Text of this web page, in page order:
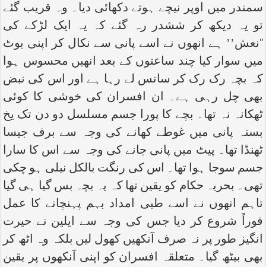
سمندر میں اوپر نیچے ہوتے دکھائی دیا۔ وہ قریب گئے
تو یہ دیکھ کر ششدر رہ گئے کہ یہ ایک لڑکے کی
‘‘نعش’’ ہے انھوں نے اسے پانی سے نکال کر اپنی بوٹ
میں سوار کیا چند ساعتوں کے بعد انھیں محسوس ہوا
کہ بچہ رک رک کر سانس لے رہا ہے اور اس کی نبض
بھی چل رہی ہے۔ ان افسران کی خوشی کا کوئی
ٹھکانہ نہ تھا۔ بچے کا پورا جسم مسلسل دو دن تک یخ
بستہ پانی میں غوطے کھانے کی وجہ سے برف جیسا
ٹھنڈا تھا۔ پیٹ میں پانی جانے کی وجہ سے اس کا سارا
جسم سوجا ہوا تھا۔ اس کی رنگت بالکل نیلی ہو چکی
تھی۔ بحریہ حکام کو یقین تھا کہ یہ بچہ بس گیا ہی گیا
تاہم انھوں نے اسے طبی امداد بہم پہنچانے کا عمل
فوراً شروع کر دیا جس کی وجہ سے ایلین نے حیرت
انگیز طور پر نہ صرف آنکھیں کھول لیں بلکہ وہ اٹھ کر
بھی بیٹھ گیا۔ متعلقہ افسران کو اپنی آنکھوں پر یقین